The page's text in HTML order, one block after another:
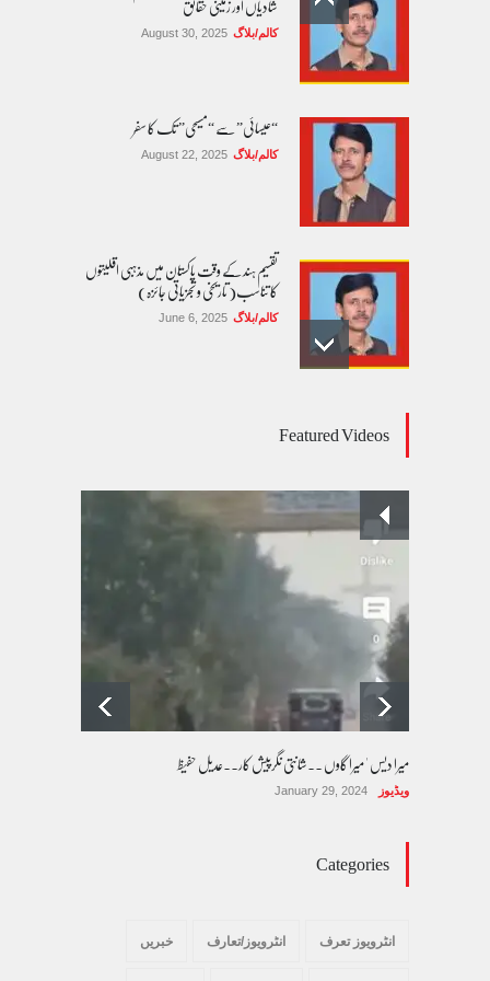
کالم/بلاگ August 30, 2025
“عیسائی” سے “مسیحی” تک کا سفر
کالم/بلاگ August 22, 2025
تقسیم ہند کے وقت پاکستان میں مذہبی اقلیتوں
کا تناسب( تاریخی و تجزیاتی جائزہ)
کالم/بلاگ June 6, 2025
پسند کی شادیوں کا بڑھتا ہوا رجحان اور راولپنڈی
کی یوسیز میں اندارج پر پابندی ایک نیا تنازعہ
October 14, 2025
Featured Videos
میرا دیس ' میرا گاوں ۔۔شانتی نگرپیش کار۔۔عدیل حفیظ
ویڈیوز January 29, 2024
Categories
انٹرویوز تعرف انٹرویوز/تعارف خبریں